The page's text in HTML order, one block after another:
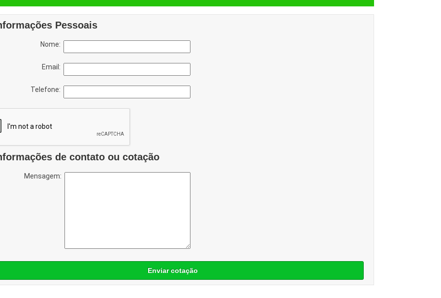
Pessoais
Nome:
Email:
Telefone:
de contato ou cotação
Mensagem:
Enviar cotação